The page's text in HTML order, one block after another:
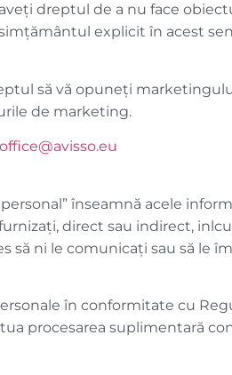
dreptul de a nu face
explicit în acest
să vă opuneți
de marketing.
office@avisso.eu
înseamnă acele
direct sau indirect,
să ni le comunicați sau să le
în conformitate cu
procesarea suplimentară